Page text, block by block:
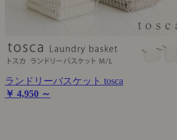
ランドリーバスケット tosca
￥ 4,950 ～